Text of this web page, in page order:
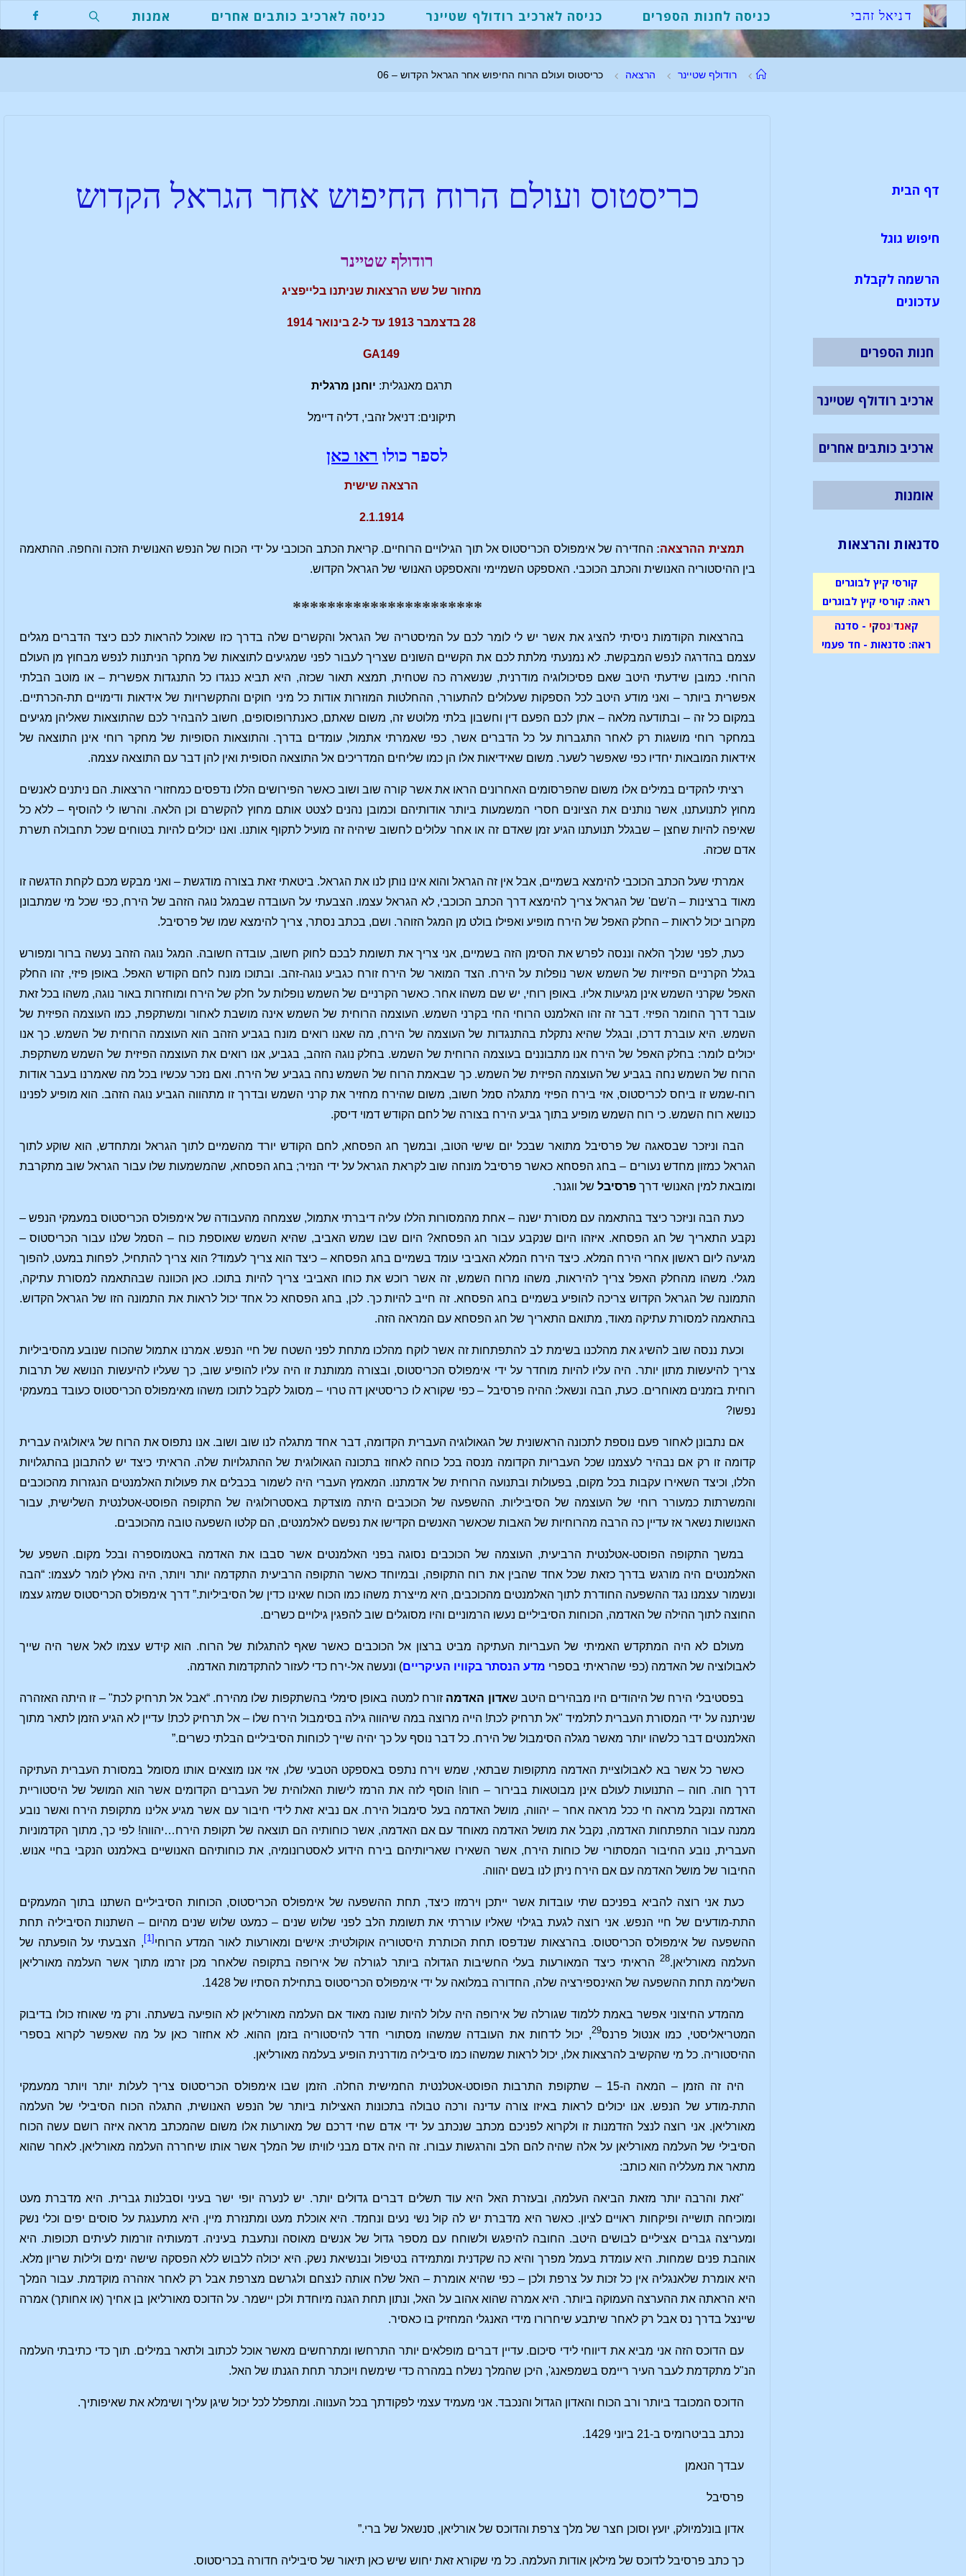
דניאל זהבי כניסה לחנות הספרים כניסה לארכיב רודולף שטיינר כניסה לארכיב כותבים אחרים אמנות
רודולף שטיינר הרצאה כריסטוס ועולם הרוח החיפוש אחר הגראל הקדוש – 06
כריסטוס ועולם הרוח החיפוש אחר הגראל הקדוש
רודולף שטיינר
מחזור של שש הרצאות שניתנו בלייפציג
28 בדצמבר 1913 עד ל-2 בינואר 1914
GA149
תרגם מאנגלית: יוחנן מרגלית
תיקונים: דניאל זהבי, דליה דיימל
לספר כולו ראו כאן
הרצאה שישית
2.1.1914
תמצית ההרצאה: החדירה של אימפולס הכריסטוס אל תוך הגילויים הרוחיים. קריאת הכתב הכוכבי על ידי הכוח של הנפש האנושית הזכה והחפה. ההתאמה
בין ההיסטוריה האנושית והכתב הכוכבי. האספקט השמיימי והאספקט האנושי של הגראל הקדוש.
**********************
בהרצאות הקודמות ניסיתי להציג את אשר יש לי לומר לכם על המיסטריה של הגראל והקשרים שלה בדרך כזו שאוכל להראות לכם כיצד הדברים מגלים
עצמם בהדרגה לנפש המבקשת. לא נמנעתי מלתת לכם את הקשיים השונים שצריך לעבור לפני שמגיעים לתוצאות של מחקר הניתנות לנפש מבחוץ מן העולם
הרוחי. כמובן שידעתי היטב שאם פסיכולוגיה מודרנית, שנשארה כה שטחית, תמצא תאור שכזה, היא תביא כנגדו כל התנגדות אפשרית – או מוטב הבלתי
אפשרית ביותר – ואני מודע היטב לכל הספקות שעלולים להתעורר, ההחלטות המוזרות אודות כל מיני חוקים והתקשרויות של אידאות ודימויים תת-הכרתיים.
במקום כל זה – ובתודעה מלאה – אתן לכם הפעם דין וחשבון בלתי מלוטש זה, משום שאתם, כאנתרופוסופים, חשוב להבהיר לכם שהתוצאות שאליהן מגיעים
במחקר רוחי מושגות רק לאחר התגברות על כל הדברים אשר, כפי שאמרתי אתמול, עומדים בדרך. והתוצאות הסופיות של מחקר רוחי אינן התוצאה של
אידאות המובאות יחדיו כפי שאפשר לשער. משום שאידיאות אלו הן כמו שליחים המדריכים אל התוצאה הסופית ואין להן דבר עם התוצאה עצמה.
רציתי להקדים במילים אלו משום שהפרסומים האחרונים הראו את אשר קורה שוב ושוב כאשר הפירושים הללו נדפסים כמחזורי הרצאות. הם ניתנים לאנשים
מחוץ לתנועתנו, אשר נותנים את הציונים חסרי המשמעות ביותר אודותיהם וכמובן נהנים לצטט אותם מחוץ להקשרם וכן הלאה. והרשו לי להוסיף – ללא כל
שאיפה להיות שחצן – שבגלל תנועתנו הגיע זמן שאדם זה או אחר עלולים לחשוב שיהיה זה מועיל לתקוף אותנו. ואנו יכולים להיות בטוחים שכל תחבולה תשרת
אדם שכזה.
אמרתי שעל הכתב הכוכבי להימצא בשמיים, אבל אין זה הגראל והוא אינו נותן לנו את הגראל. ביטאתי זאת בצורה מודגשת – ואני מבקש מכם לקחת הדגשה זו
מאוד ברצינות – ה'שם' של הגראל צריך להימצא דרך הכתב הכוכבי, לא הגראל עצמו. הצבעתי על העובדה שבמגל נוגה הזהב של הירח, כפי שכל מי שמתבונן
מקרוב יכול לראות – החלק האפל של הירח מופיע ואפילו בולט מן המגל הזוהר. ושם, בכתב נסתר, צריך להימצא שמו של פרסיבל.
כעת, לפני שנלך הלאה וננסה לפרש את הסימן הזה בשמיים, אני צריך את תשומת לבכם לחוק חשוב, עובדה חשובה. המגל נוגה הזהב נעשה ברור ומפורש
בגלל הקרניים הפיזיות של השמש אשר נופלות על הירח. הצד המואר של הירח זורח כגביע נוגה-זהב. ובתוכו מונח לחם הקודש האפל. באופן פיזי, זהו החלק
האפל שקרני השמש אינן מגיעות אליו. באופן רוחי, יש שם משהו אחר. כאשר הקרניים של השמש נופלות על חלק של הירח ומוחזרות באור נוגה, משהו בכל זאת
עובר דרך החומר הפיזי. דבר זה זהו האלמנט הרוחי החי בקרני השמש. העוצמה הרוחית של השמש אינה מושבת לאחור ומשתקפת, כמו העוצמה הפיזית של
השמש. היא עוברת דרכו, ובגלל שהיא נתקלת בהתנגדות של העוצמה של הירח, מה שאנו רואים מונח בגביע הזהב הוא העוצמה הרוחית של השמש. כך אנו
יכולים לומר: בחלק האפל של הירח אנו מתבוננים בעוצמה הרוחית של השמש. בחלק נוגה הזהב, בגביע, אנו רואים את העוצמה הפיזית של השמש משתקפת.
הרוח של השמש נחה בגביע של העוצמה הפיזית של השמש. כך שבאמת הרוח של השמש נחה בגביע של הירח. ואם נזכר עכשיו בכל מה שאמרנו בעבר אודות
רוח-שמש זו ביחס לכריסטוס, אזי בירח הפיזי מתגלה סמל חשוב, משום שהירח מחזיר את קרני השמש ובדרך זו מתהווה הגביע נוגה הזהב. הוא מופיע לפנינו
כנושא רוח השמש. כי רוח השמש מופיע בתוך גביע הירח בצורה של לחם הקודש דמוי דיסק.
הבה וניזכר שבסאגה של פרסיבל מתואר שבכל יום שישי הטוב, ובמשך חג הפסחא, לחם הקודש יורד מהשמיים לתוך הגראל ומתחדש, הוא שוקע לתוך
הגראל כמזון מחדש נעורים – בחג הפסחא כאשר פרסיבל מונחה שוב לקראת הגראל על ידי הנזיר; בחג הפסחא, שהמשמעות שלו עבור הגראל שוב מתקרבת
ומובאת למין האנושי דרךפרסיבל של ווגנר.
כעת הבה וניזכר כיצד בהתאמה עם מסורת ישנה – אחת מהמסורות הללו עליה דיברתי אתמול, שצמחה מהעבודה של אימפולס הכריסטוס במעמקי הנפש –
נקבע התאריך של חג הפסחא. איזהו היום שנקבע עבור חג הפסחא? היום שבו שמש האביב, שהיא השמש שאוספת כוח – הסמל שלנו עבור הכריסטוס –
מגיעה ליום ראשון אחרי הירח המלא. כיצד הירח המלא האביבי עומד בשמיים בחג הפסחא – כיצד הוא צריך לעמוד? הוא צריך להתחיל, לפחות במעט, להפוך
מגלי. משהו מהחלק האפל צריך להיראות, משהו מרוח השמש, זה אשר רוכש את כוחו האביבי צריך להיות בתוכו. כאן הכוונה שבהתאמה למסורת עתיקה,
התמונה של הגראל הקדוש צריכה להופיע בשמיים בחג הפסחא. זה חייב להיות כך. לכן, בחג הפסחא כל אחד יכול לראות את התמונה הזו של הגראל הקדוש.
בהתאמה למסורת עתיקה מאוד, מתואם התאריך של חג הפסחא עם המראה הזה.
וכעת ננסה שוב להשיג את מהלכנו בשימת לב להתפתחות זה אשר לוקח מהלכו מתחת לפני השטח של חיי הנפש. אמרנו אתמול שהכוח שנובע מהסיביליות
צריך להיעשות מתון יותר. היה עליו להיות מוחדר על ידי אימפולס הכריסטוס, ובצורה ממותנת זו היה עליו להופיע שוב, כך שעליו להיעשות הנושא של תרבות
רוחית בזמנים מאוחרים. כעת, הבה ונשאל: ההיה פרסיבל – כפי שקורא לו כריסטיאן דה טרוי – מסוגל לקבל לתוכו משהו מאימפולס הכריסטוס כעובד במעמקי
נפשו?
אם נתבונן לאחור פעם נוספת לתכונה הראשונית של הגאולוגיה העברית הקדומה, דבר אחד מתגלה לנו שוב ושוב. אנו נתפוס את הרוח של גיאולוגיה עברית
קדומה זו רק אם נבהיר לעצמנו שכל העבריות הקדומה מנסה בכל כוחה לאחוז בתכונה הגאולוגית של ההתגלויות שלה. הראיתי כיצד יש להתבונן בהתגלויות
הללו, וכיצד השאירו עקבות בכל מקום, בפעולות ובתנועה הרוחית של אדמתנו. המאמץ העברי היה לשמור בכבלים את פעולות האלמנטים הנגזרות מהכוכבים
והמשרתות כמעורר רוחי של העוצמה של הסיביליות. ההשפעה של הכוכבים היתה מוצדקת באסטרולוגיה של התקופה הפוסט-אטלנטית השלישית, עבור
האנושות נשאר אז עדיין כה הרבה מהרוחיות של האבות שכאשר האנשים הקדישו את נפשם לאלמנטים, הם קלטו השפעה טובה מהכוכבים.
במשך התקופה הפוסט-אטלנטית הרביעית, העוצמה של הכוכבים נסוגה בפני האלמנטים אשר סבבו את האדמה באטמוספרה ובכל מקום. השפע של
האלמנטים היה מורגש בדרך כזאת שכל אחד שהבין את רוח התקופה, ובמיוחד כאשר התקופה הרביעית התקדמה יותר ויותר, היה נאלץ לומר לעצמו: “הבה
ונשמור עצמנו נגד ההשפעה החודרת לתוך האלמנטים מהכוכבים, היא מייצרת משהו כמו הכוח שאינו כדין של הסיביליות.” דרך אימפולס הכריסטוס שמזג עצמו
החוצה לתוך ההילה של האדמה, הכוחות הסיביליים נעשו הרמוניים והיו מסוגלים שוב להפגין גילויים כשרים.
מעולם לא היה המתקדש האמיתי של העבריות העתיקה מביט ברצון אל הכוכבים כאשר שאף להתגלות של הרוח. הוא קידש עצמו לאל אשר היה שייך
לאבולוציה של האדמה (כפי שהראיתי בספרי מדע הנסתר בקוויו העיקריים) ונעשה אל-ירח כדי לעזור להתקדמות האדמה.
בפסטיבלי הירח של היהודים היו מבהירים היטב שאדון האדמה זורח למטה באופן סימלי בהשתקפות שלו מהירח. “אבל אל תרחיק לכת" – זו היתה האזהרה
שניתנה על ידי המסורת העברית לתלמיד "אל תרחיק לכת! הייה מרוצה במה שיהווה גילה בסימבול הירח שלו – אל תרחיק לכת! עדיין לא הגיע הזמן לתאר מתוך
האלמנטים דבר כלשהו יותר מאשר מגלה הסימבול של הירח. כל דבר נוסף על כך יהיה שייך לכוחות הסיביליים הבלתי כשרים.”
כאשר כל אשר בא לאבולוציית האדמה מתקופות שבתאי, שמש וירח נתפס באספקט הטבעי שלו, אזי אנו מוצאים אותו מסומל במסורת העברית העתיקה
דרך חוה. חוה – התנועות לעולם אינן מבוטאות בבירור – חוה! הוסף לזה את הרמז לישות האלוהית של העברים הקדומים אשר הוא המושל של היסטוריית
האדמה ונקבל מראה חי ככל מראה אחר – יהווה, מושל האדמה בעל סימבול הירח. אם נביא זאת לידי חיבור עם אשר מגיע אלינו מתקופת הירח ואשר נובע
ממנה עבור התפתחות האדמה, נקבל את מושל האדמה מאוחד עם אם האדמה, אשר כוחותיה הם תוצאה של תקופת הירח…יהווה! לפי כך, מתוך הקדמוניות
העברית, נובע החיבור המסתורי של כוחות הירח, אשר השאירו שאריותיהם בירח הידוע לאסטרונומיה, את כוחותיהם האנושיים באלמנט הנקבי בחיי אנוש.
החיבור של מושל האדמה עם אם הירח ניתן לנו בשם יהווה.
כעת אני רוצה להביא בפניכם שתי עובדות אשר ייתכן וירמזו כיצד, תחת ההשפעה של אימפולס הכריסטוס, הכוחות הסיביליים השתנו בתוך המעמקים
התת-מודעים של חיי הנפש. אני רוצה לגעת בגילוי שאליו עוררתי את תשומת הלב לפני שלוש שנים – כמעט שלוש שנים מהיום – השתנות הסיביליה תחת
ההשפעה של אימפולס הכריסטוס. בהרצאות שנדפסו תחת הכותרת היסטוריה אוקולטית: אישים ומאורעות לאור המדע הרוחי [1]
, הצבעתי על הופעתה של
העלמה מאורליאן.28 הראיתי כיצד המאורעות בעלי החשיבות הגדולה ביותר לגורלה של אירופה בתקופה שלאחר מכן זרמו מתוך אשר העלמה מאורליאן
השלימה תחת ההשפעה של האינספירציה שלה, החדורה במלואה על ידי אימפולס הכריסטוס בתחילת הסתיו של 1428.
מהמדע החיצוני אפשר באמת ללמוד שגורלה של אירופה היה עלול להיות שונה מאוד אם העלמה מאורליאן לא הופיעה בשעתה. ורק מי שאוחז כולו בדיבוק
המטריאליסטי, כמו אנטול פרנס29, יכול לדחות את העובדה שמשהו מסתורי חדר להיסטוריה בזמן ההוא. לא אחזור כאן על מה שאפשר לקרוא בספרי
ההיסטוריה. כל מי שהקשיב להרצאות אלו, יכול לראות שמשהו כמו סיביליה מודרנית הופיע בעלמה מאורליאן.
היה זה הזמן – המאה ה-15 – שתקופת התרבות הפוסט-אטלנטית החמישית החלה. הזמן שבו אימפולס הכריסטוס צריך לעלות יותר ויותר ממעמקי
התת-מודע של הנפש. אנו יכולים לראות באיזו צורה עדינה ורכה טבולה בתכונות האצילות ביותר של הנפש האנושית, התגלה הכוח הסיבילי של העלמה
מאורליאן. אני רוצה לנצל הזדמנות זו ולקרוא לפניכם מכתב שנכתב על ידי אדם שחי דרכם של מאורעות אלו משום שהמכתב מראה איזה רושם עשה הכוח
הסיבילי של העלמה מאורליאן על אלה שהיה להם הלב והרגשות עבורו. זה היה אדם מבני לוויתו של המלך אשר אותו שיחררה העלמה מאורליאן. לאחר שהוא
מתאר את מעלליה הוא כותב:
"זאת והרבה יותר מזאת הביאה העלמה, ובעזרת האל היא עוד תשלים דברים גדולים יותר. יש לנערה יופי ישר בעיני וסבלנות גברית. היא מדברת מעט
ומוכיחה תושייה ופיקחות ראויים לציון. כאשר היא מדברת יש לה קול נשי נעים ונחמד. היא אוכלת מעט ומתנזרת מיין. היא מתענגת על סוסים יפים וכלי נשק
ומעריצה גברים אציליים לבושים היטב. החובה להיפגש ולשוחח עם מספר גדול של אנשים מאוסה ונתעבת בעיניה. דמעותיה זורמות לעיתים תכופות. היא
אוהבת פנים שמחות. היא עומדת בעמל מפרך והיא כה שקדנית ומתמידה בטיפול ובנשיאת נשק. היא יכולה ללבוש ללא הפסקה שישה ימים ולילות שריון מלא.
היא אומרת שלאנגליה אין כל זכות על צרפת ולכן – כפי שהיא אומרת – האל שלח אותה לנצחם ולגרשם מצרפת אבל רק לאחר אזהרה מוקדמת. עבור המלך
היא הראתה את ההערצה העמוקה ביותר. היא אמרה שהוא אהוב על האל, ונתון תחת הגנה מיוחדת ולכן יישמר. על הדוכס מאורליאן בן אחיך (או אחותך) אמרה
שיינצל בדרך נס אבל רק לאחר שיתבע שיחרורו מידי האנגלי המחזיק בו כאסיר.
עם הדוכס הזה אני מביא את דיווחי לידי סיכום. עדיין דברים מופלאים יותר התרחשו ומתרחשים מאשר אוכל לכתוב ולתאר במילים. תוך כדי כתיבתי העלמה
הנ"ל מתקדמת לעבר העיר ריימס בשמפאנג', היכן שהמלך נשלח במהרה כדי שימשח ויוכתר תחת הגנתו של האל.
הדוכס המכובד ביותר ורב הכוח והאדון הגדול והנכבד. אני מעמיד עצמי לפקודתך בכל הענווה. ומתפלל לכל יכול שיגן עליך ושימלא את שאיפותיך.
נכתב בביטרומיס ב-21 ביוני 1429.
עבדך הנאמן
פרסיבל
אדון בונלמיולק, יועץ וסוכן חצר של מלך צרפת והדוכס של אורליאן, סנשאל של ברי.”
כך כתב פרסיבל לדוכס של מילאן אודות העלמה. כל מי שקורא זאת יחוש שיש כאן תיאור של סיביליה חדורה בכריסטוס.
דף הבית
חיפוש גוגל
הרשמה לקבלת
עדכונים
חנות הספרים
ארכיב רודולף שטיינר
ארכיב כותבים אחרים
אומנות
סדנאות והרצאות
קורסי קיץ לבוגרים
ראה: קורסי קיץ לבוגרים
קאנדינסקי - סדנה
ראה: סדנאות - חד פעמי